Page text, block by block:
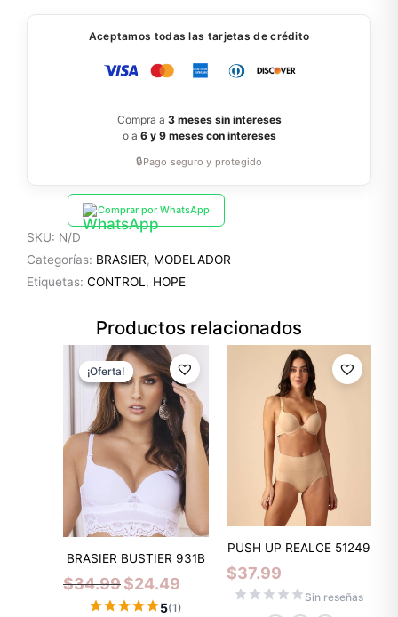
Aceptamos todas las tarjetas de crédito
Compra a 3 meses sin intereses
o a 6 y 9 meses con intereses
🔒Pago seguro y protegido
Comprar por WhatsApp
SKU: N/D
Categorías: BRASIER, MODELADOR
Etiquetas: CONTROL , HOPE
Productos relacionados
¡Oferta!
¡Oferta!
BRASIER BUSTIER 931B
$34.99
El
precio
original
era:
$34.99.
$24.49
precio
actual
es:
$24.49.
5(1)
PUSH UP REALCE 51249
$37.99
Sin reseñas